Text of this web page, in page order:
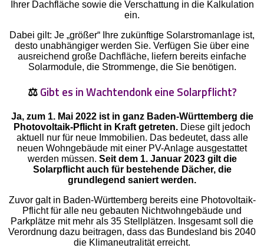
Ihrer Dachfläche sowie die Verschattung in die Kalkulation
ein.
Dabei gilt: Je „größer“ Ihre zukünftige Solarstromanlage ist,
desto unabhängiger werden Sie. Verfügen Sie über eine
ausreichend große Dachfläche, liefern bereits einfache
Solarmodule, die Strommenge, die Sie benötigen.
⚖️Gibt es in Wachtendonk eine Solarpflicht?
Ja, zum 1. Mai 2022 ist in ganz Baden-Württemberg die
Photovoltaik-Pflicht in Kraft getreten. Diese gilt jedoch
aktuell nur für neue Immobilien. Das bedeutet, dass alle
neuen Wohngebäude mit einer PV-Anlage ausgestattet
werden müssen. Seit dem 1. Januar 2023 gilt die
Solarpflicht auch für bestehende Dächer, die
grundlegend saniert werden.
Zuvor galt in Baden-Württemberg bereits eine Photovoltaik-
Pflicht für alle neu gebauten Nichtwohngebäude und
Parkplätze mit mehr als 35 Stellplätzen. Insgesamt soll die
Verordnung dazu beitragen, dass das Bundesland bis 2040
die Klimaneutralität erreicht.